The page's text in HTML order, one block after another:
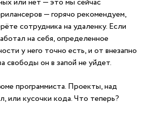
— горячо рекомендуем,
сотрудника на удаленку. Если
на себя, определенное
у него точно есть, и от внезапно
свободы он в запой не уйдет.
программиста. Проекты, над
или кусочки кода. Что теперь?